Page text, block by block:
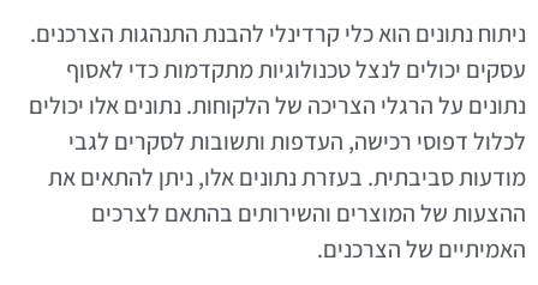
ניתוח נתונים הוא כלי קרדינלי להבנת התנהגות הצרכנים.
עסקים יכולים לנצל טכנולוגיות מתקדמות כדי לאסוף
נתונים על הרגלי הצריכה של הלקוחות. נתונים אלו יכולים
לכלול דפוסי רכישה, העדפות ותשובות לסקרים לגבי
מודעות סביבתית. בעזרת נתונים אלו, ניתן להתאים את
ההצעות של המוצרים והשירותים בהתאם לצרכים
האמיתיים של הצרכנים.